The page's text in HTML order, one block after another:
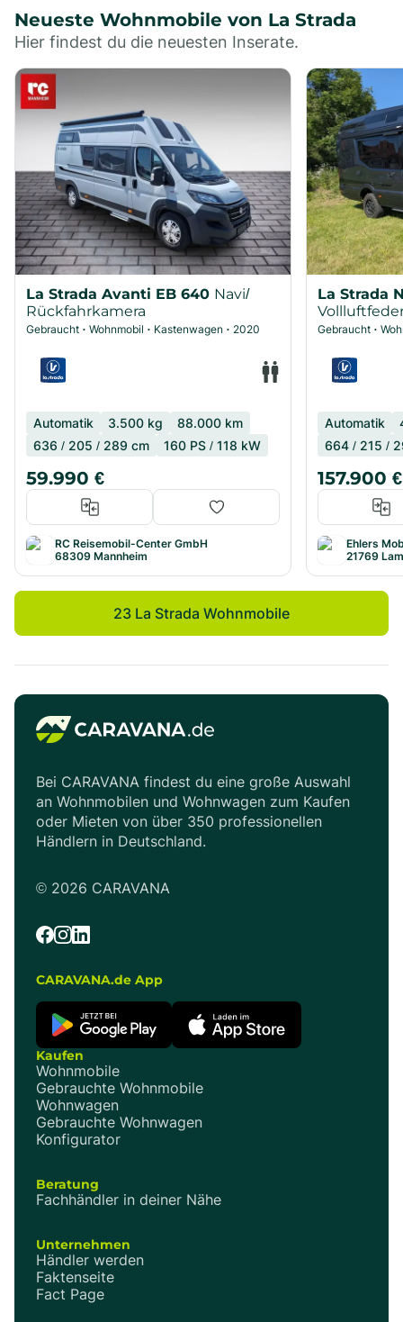
Neueste Wohnmobile von La Strada
Hier findest du die neuesten Inserate.
La Strada Avanti EB 640 Navi/
Rückfahrkamera
Gebraucht • Wohnmobil • Kastenwagen • 2020
Automatik 3.500 kg 88.000 km
636 / 205 / 289 cm 160 PS / 118 kW
59.990 €
RC Reisemobil-Center GmbH
68309 Mannheim
La Strada
hinten/
Gebraucht •
Automatik
664 / 215 /
157.900 €
Ehlers
21769
23 La Strada Wohnmobile
Bei CARAVANA findest du eine große Auswahl
an Wohnmobilen und Wohnwagen zum Kaufen
oder Mieten von über 350 professionellen
Händlern in Deutschland.
© 2026 CARAVANA
CARAVANA.de App
Kaufen
Wohnmobile
Gebrauchte Wohnmobile
Wohnwagen
Gebrauchte Wohnwagen
Konfigurator
Beratung
Fachhändler in deiner Nähe
Unternehmen
Händler werden
Faktenseite
Fact Page